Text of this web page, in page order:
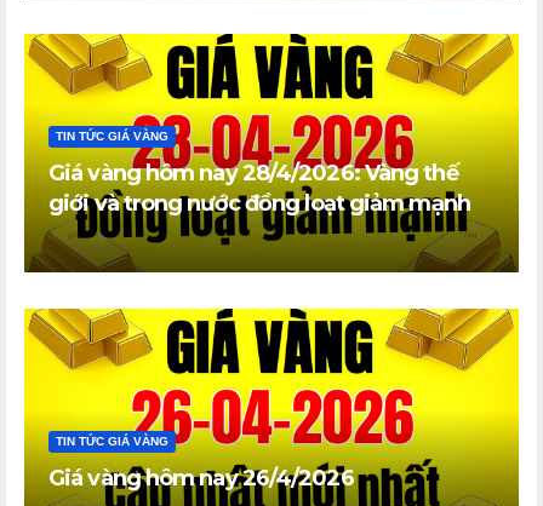
TIN TỨC GIÁ VÀNG
Giá vàng hôm nay 28/4/2026: Vàng thế
giới và trong nước đồng loạt giảm mạnh
TIN TỨC GIÁ VÀNG
Giá vàng hôm nay 26/4/2026